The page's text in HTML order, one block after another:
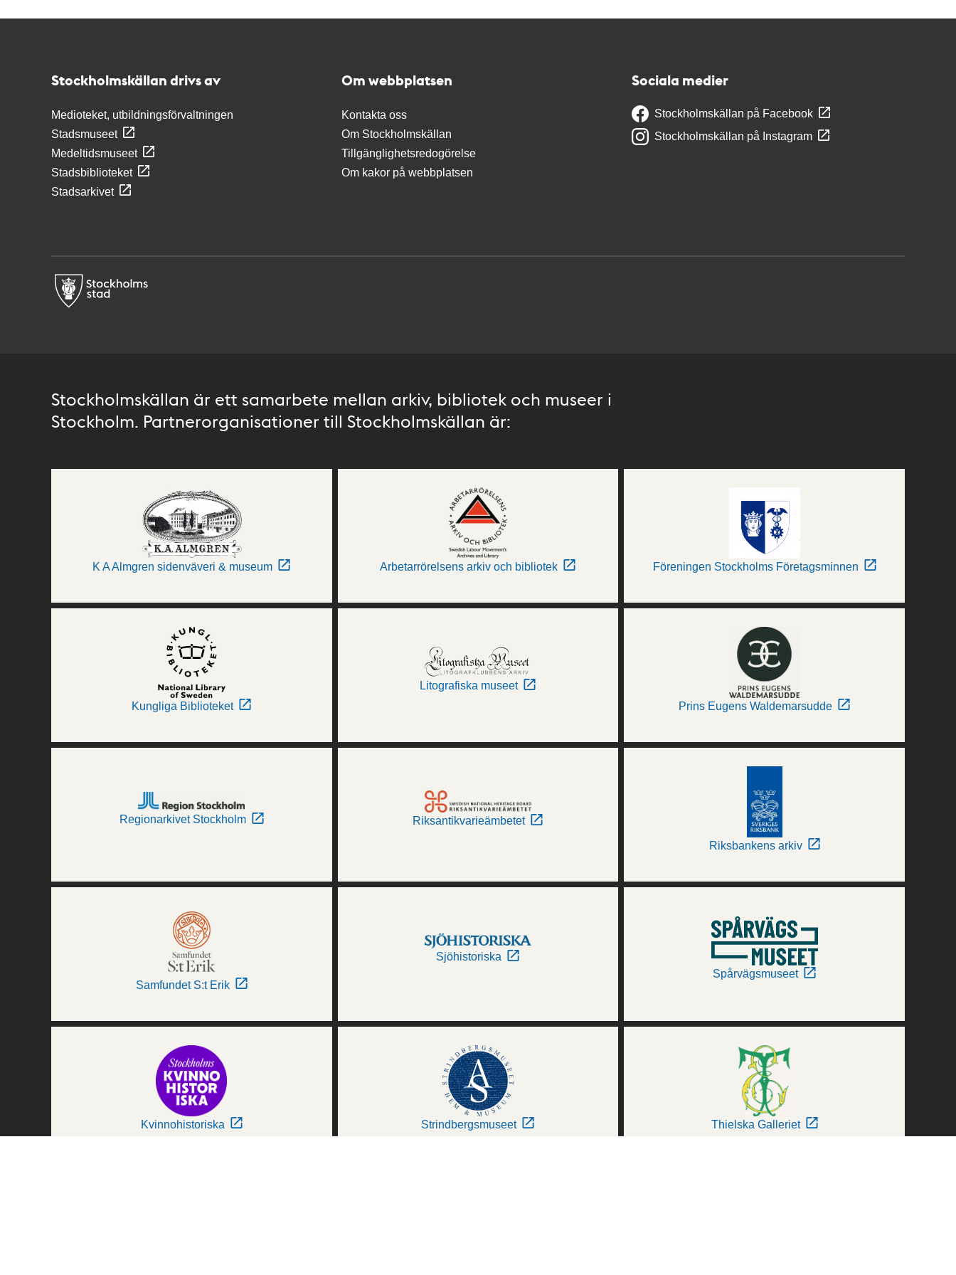
Stockholmskällan drivs av
Medioteket, utbildningsförvaltningen
Stadsmuseet
Medeltidsmuseet
Stadsbiblioteket
Stadsarkivet
Om webbplatsen
Kontakta oss
Om Stockholmskällan
Tillgänglighetsredogörelse
Om kakor på webbplatsen
Sociala medier
Stockholmskällan på Facebook
Stockholmskällan på Instagram
Stockholmskällan är ett samarbete mellan arkiv, bibliotek och museer i
Stockholm. Partnerorganisationer till Stockholmskällan är:
K A Almgren sidenväveri & museum Arbetarrörelsens arkiv och bibliotek Föreningen Stockholms Företagsminnen
Kungliga Biblioteket
Litografiska museet
Prins Eugens Waldemarsudde
Regionarkivet Stockholm Riksantikvarieämbetet
Riksbankens arkiv
Samfundet S:t Erik
Sjöhistoriska
Spårvägsmuseet
Kvinnohistoriska Strindbergsmuseet Thielska Galleriet